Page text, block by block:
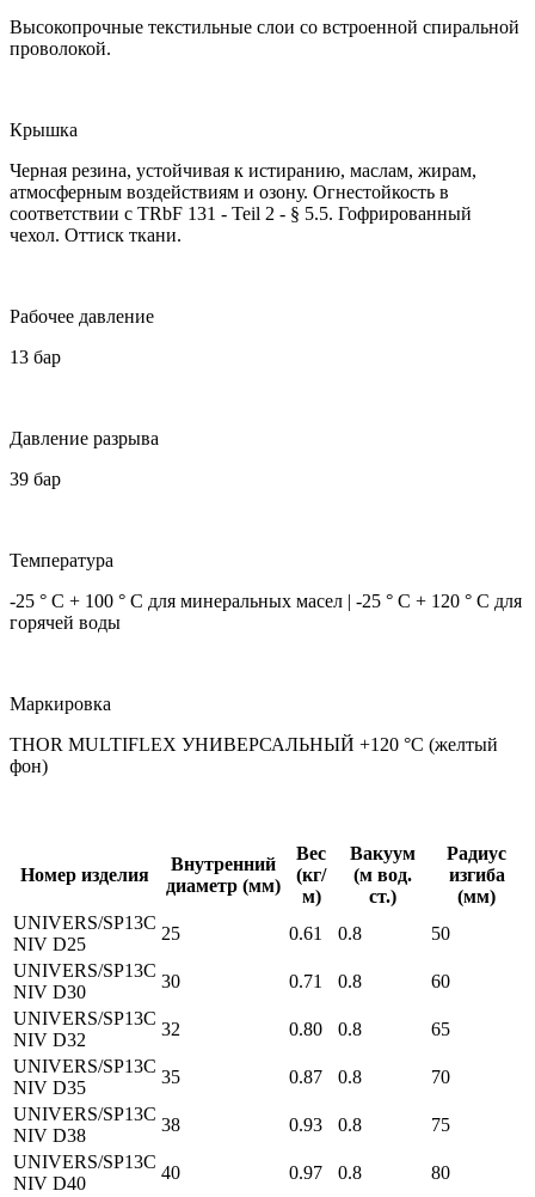
Высокопрочные текстильные слои со встроенной спиральной
проволокой.
Крышка
Черная резина, устойчивая к истиранию, маслам, жирам,
атмосферным воздействиям и озону. Огнестойкость в
соответствии с TRbF 131 - Teil 2 - § 5.5. Гофрированный
чехол. Оттиск ткани.
Рабочее давление
13 бар
Давление разрыва
39 бар
Температура
-25 ° C + 100 ° C для минеральных масел | -25 ° C + 120 ° C для
горячей воды
Маркировка
THOR MULTIFLEX УНИВЕРСАЛЬНЫЙ +120 °C (желтый
фон)
Номер изделия
Внутренний
диаметр (мм)
Вес
(кг/
м)
Вакуум
(м вод.
ст.)
Радиус
изгиба
(мм)
UNIVERS/SP13C
NIV D25
25 0.61 0.8
50
UNIVERS/SP13C
NIV D30
30 0.71 0.8
60
UNIVERS/SP13C
NIV D32
32 0.80 0.8
65
UNIVERS/SP13C
NIV D35
35 0.87 0.8
70
UNIVERS/SP13C
NIV D38
38 0.93 0.8
75
UNIVERS/SP13C
NIV D40
40 0.97 0.8
80